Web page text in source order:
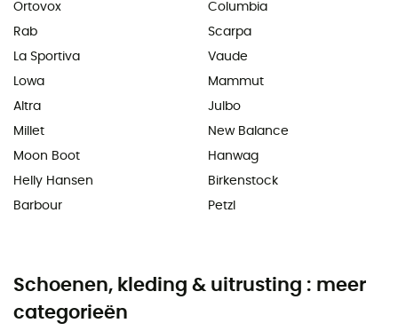
Ortovox
Rab
La Sportiva
Lowa
Altra
Millet
Moon Boot
Helly Hansen
Barbour
Columbia
Scarpa
Vaude
Mammut
Julbo
New Balance
Hanwag
Birkenstock
Petzl
Schoenen, kleding & uitrusting : meer
categorieën